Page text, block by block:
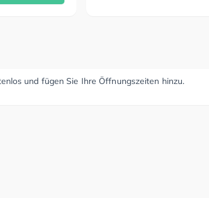
und fügen Sie Ihre Öffnungszeiten hinzu.